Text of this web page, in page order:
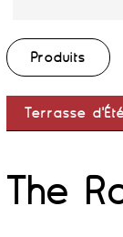
Produits
Terrasse d'Été
The